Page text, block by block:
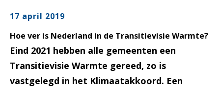
17 april 2019
Hoe ver is Nederland in de Transitievisie Warmte?
Eind 2021 hebben alle gemeenten een
Transitievisie Warmte gereed, zo is
vastgelegd in het Klimaatakkoord. Een